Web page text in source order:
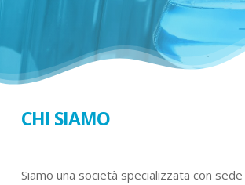
CHI SIAMO
Siamo una società specializzata con sede